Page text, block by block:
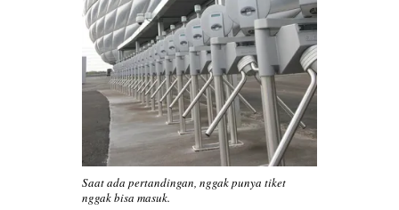
Saat ada pertandingan, nggak punya tiket
nggak bisa masuk.